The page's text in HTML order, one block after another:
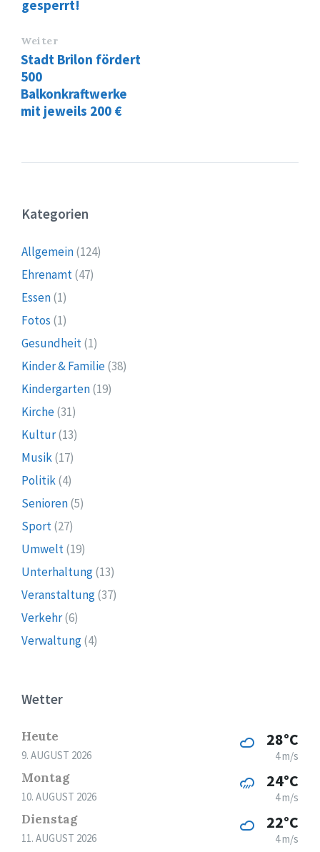
gesperrt!
Weiter
Stadt Brilon fördert
500
Balkonkraftwerke
mit jeweils 200 €
Kategorien
Allgemein(124)
Ehrenamt(47)
Essen(1)
Fotos (1)
Gesundheit(1)
Kinder & Familie(38)
Kindergarten(19)
Kirche(31)
Kultur(13)
Musik(17)
Politik(4)
Senioren(5)
Sport(27)
Umwelt(19)
Unterhaltung(13)
Veranstaltung(37)
Verkehr(6)
Verwaltung(4)
Wetter
Heute
9. AUGUST 2026
28°C
4 m/s
Montag
10. AUGUST 2026
24°C
4 m/s
Dienstag
11. AUGUST 2026
22°C
4 m/s